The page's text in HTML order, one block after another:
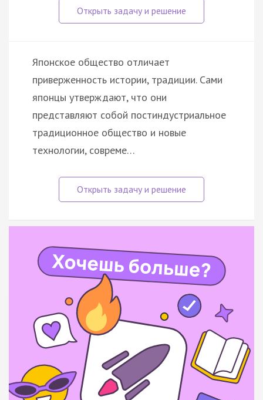
Японское общество отличает
приверженность истории, традиции. Сами
японцы утверждают, что они
представляют собой постиндустриальное
традиционное общество и новые
технологии, совреме…